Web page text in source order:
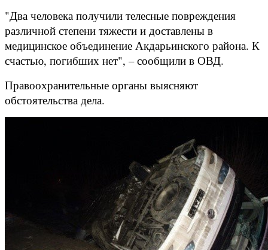
"Два человека получили телесные повреждения
различной степени тяжести и доставлены в
медицинское объединение Акдарьинского района. К
счастью, погибших нет", – сообщили в ОВД.
Правоохранительные органы выясняют
обстоятельства дела.